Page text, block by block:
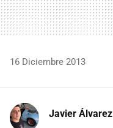
16 Diciembre 2013
Javier Álvarez